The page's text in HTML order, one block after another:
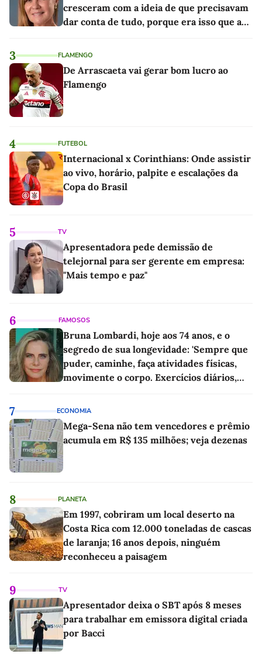
cresceram com a ideia de que precisavam
dar conta de tudo, porque era isso que a
3 FLAMENGO
De Arrascaeta vai gerar bom lucro ao
Flamengo
4 FUTEBOL
Internacional x Corinthians: Onde assistir
ao vivo, horário, palpite e escalações da
Copa do Brasil
5 TV
Apresentadora pede demissão de
telejornal para ser gerente em empresa:
"Mais tempo e paz"
6 FAMOSOS
Bruna Lombardi, hoje aos 74 anos, e o
segredo de sua longevidade: 'Sempre que
puder, caminhe, faça atividades físicas,
movimente o corpo. Exercícios diários,
7 ECONOMIA
Mega-Sena não tem vencedores e prêmio
acumula em R$ 135 milhões; veja dezenas
8 PLANETA
Em 1997, cobriram um local deserto na
Costa Rica com 12.000 toneladas de cascas
de laranja; 16 anos depois, ninguém
reconheceu a paisagem
9 TV
Apresentador deixa o SBT após 8 meses
para trabalhar em emissora digital criada
por Bacci